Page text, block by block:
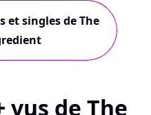
et singles de The
vus de The